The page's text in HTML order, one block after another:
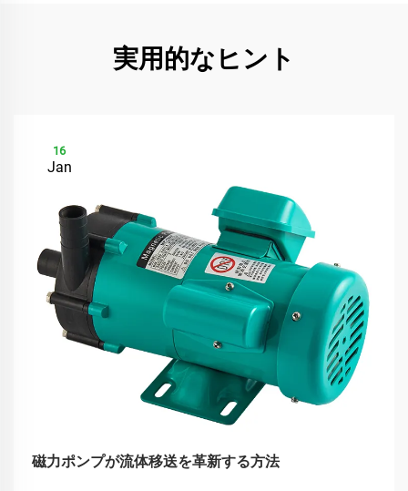
実用的なヒント
16
Jan
磁力ポンプが流体移送を革新する方法